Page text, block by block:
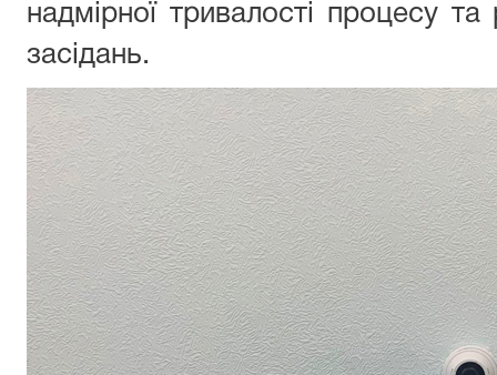
надмірної тривалості процесу
засідань.